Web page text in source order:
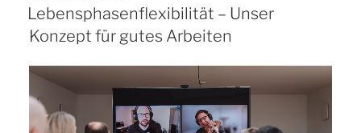
AM
Lebensphasenflexibilität – Unser
Konzept für gutes Arbeiten